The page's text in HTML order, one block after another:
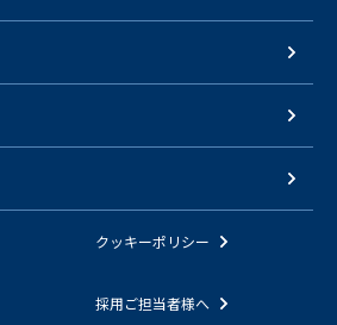
クッキーポリシー
採用ご担当者様へ